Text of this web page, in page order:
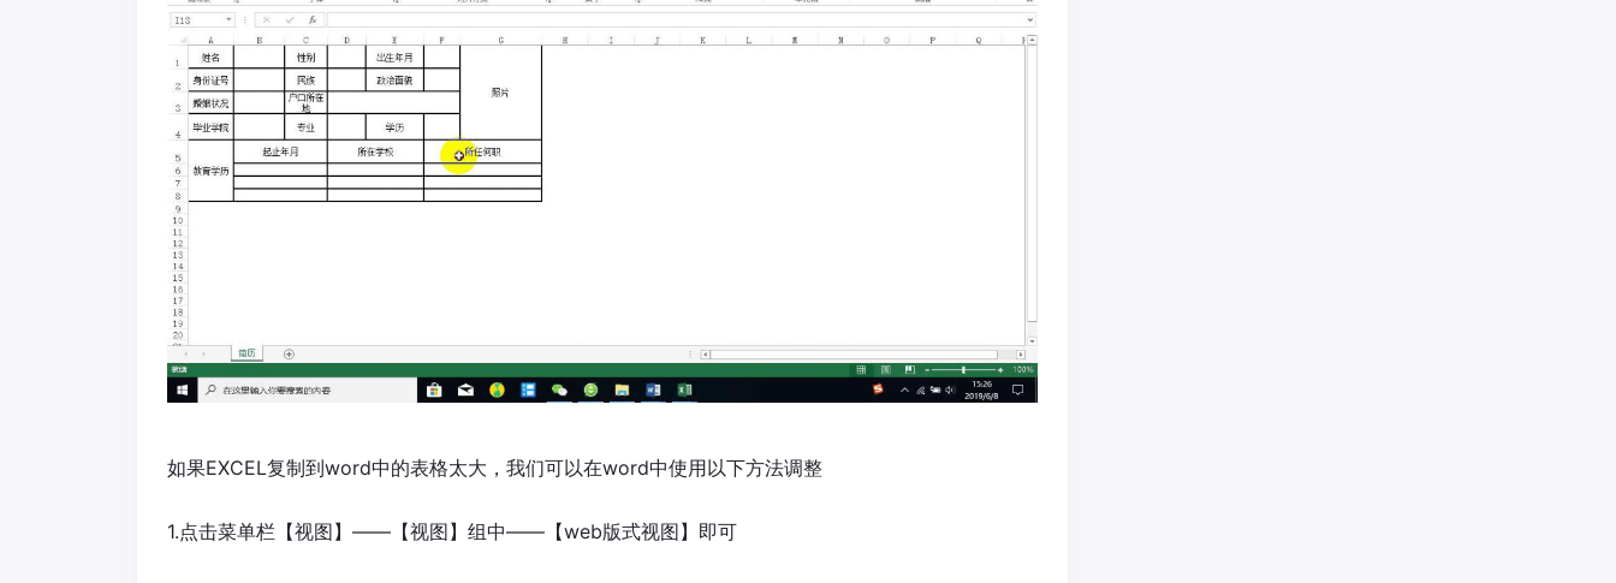
如果EXCEL复制到word中的表格太大，我们可以在word中使用以下方法调整
1.点击菜单栏【视图】——【视图】组中——【web版式视图】即可